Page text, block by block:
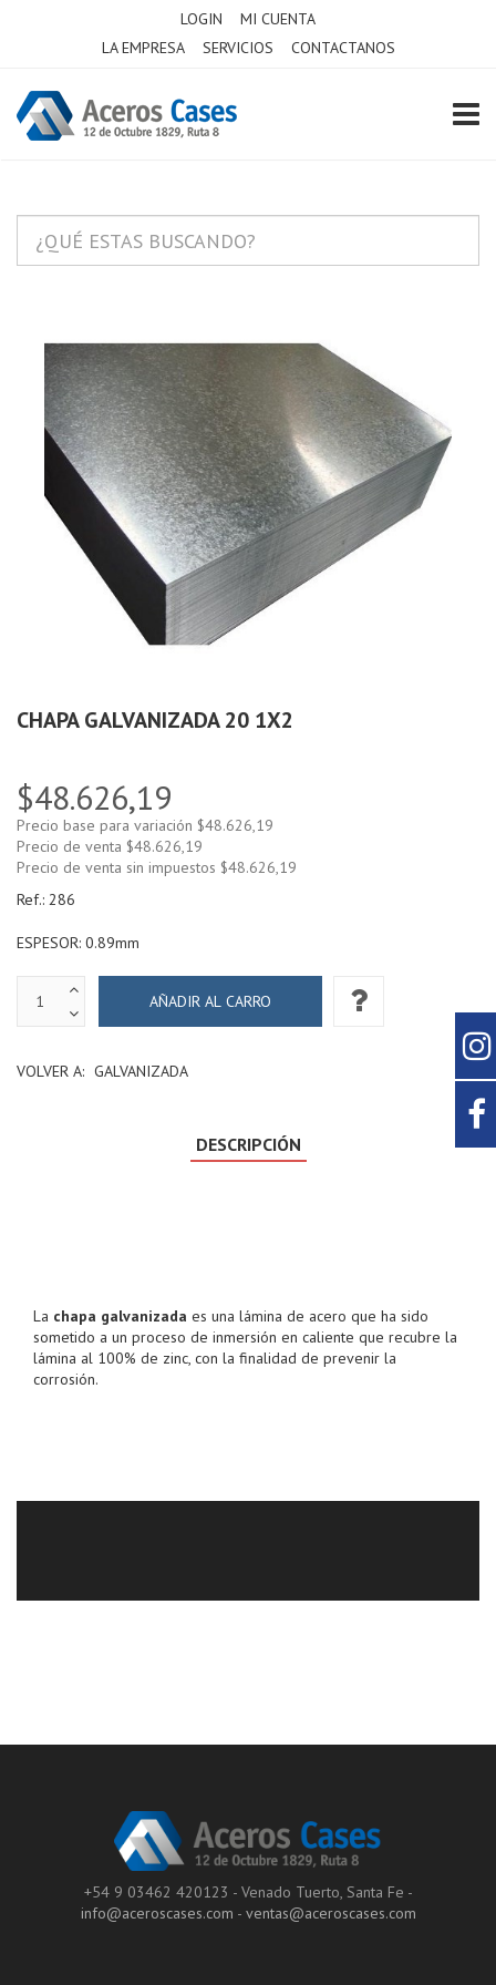
LOGIN
MI CUENTA
LA EMPRESA
SERVICIOS CONTACTANOS
CHAPA GALVANIZADA 20 1X2
$48.626,19
Precio base para variación $48.626,19
Precio de venta $48.626,19
Precio de venta sin impuestos $48.626,19
Ref.: 286
ESPESOR: 0.89mm
VOLVER A: GALVANIZADA
DESCRIPCIÓN
La chapa galvanizada es una lámina de acero que ha sido
sometido a un proceso de inmersión en caliente que recubre la
lámina al 100% de zinc, con la finalidad de prevenir la
corrosión.
+54 9 03462 420123 - Venado Tuerto, Santa Fe -
info@aceroscases.com - ventas@aceroscases.com